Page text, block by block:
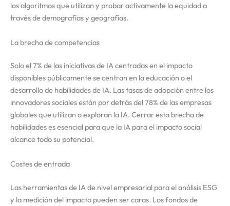
los algoritmos que utilizan y probar activamente la equidad a
través de demografías y geografías.
La brecha de competencias
Solo el 7% de las iniciativas de IA centradas en el impacto
disponibles públicamente se centran en la educación o el
desarrollo de habilidades de IA. Las tasas de adopción entre los
innovadores sociales están por detrás del 78% de las empresas
globales que utilizan o exploran la IA. Cerrar esta brecha de
habilidades es esencial para que la IA para el impacto social
alcance todo su potencial.
Costes de entrada
Las herramientas de IA de nivel empresarial para el análisis ESG
y la medición del impacto pueden ser caras. Los fondos de